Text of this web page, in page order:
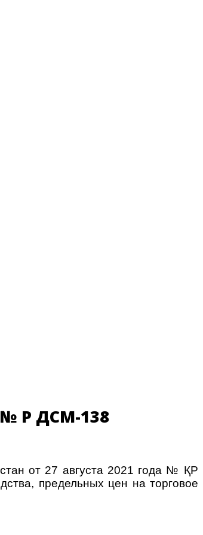
ҚР ДСМ-138
от 27 августа 2021 года № ҚР
предельных цен на торговое